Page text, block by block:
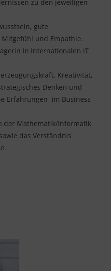
zu den jeweiligen
gute
und Empathie.
in internationalen IT
Kreativität,
Denken und
Erfahrungen im Business
der Mathematik/Informatik
das Verständnis